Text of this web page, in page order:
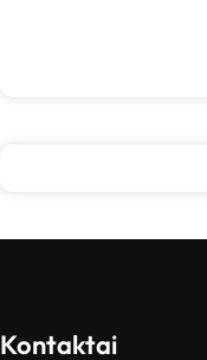
Kontaktai